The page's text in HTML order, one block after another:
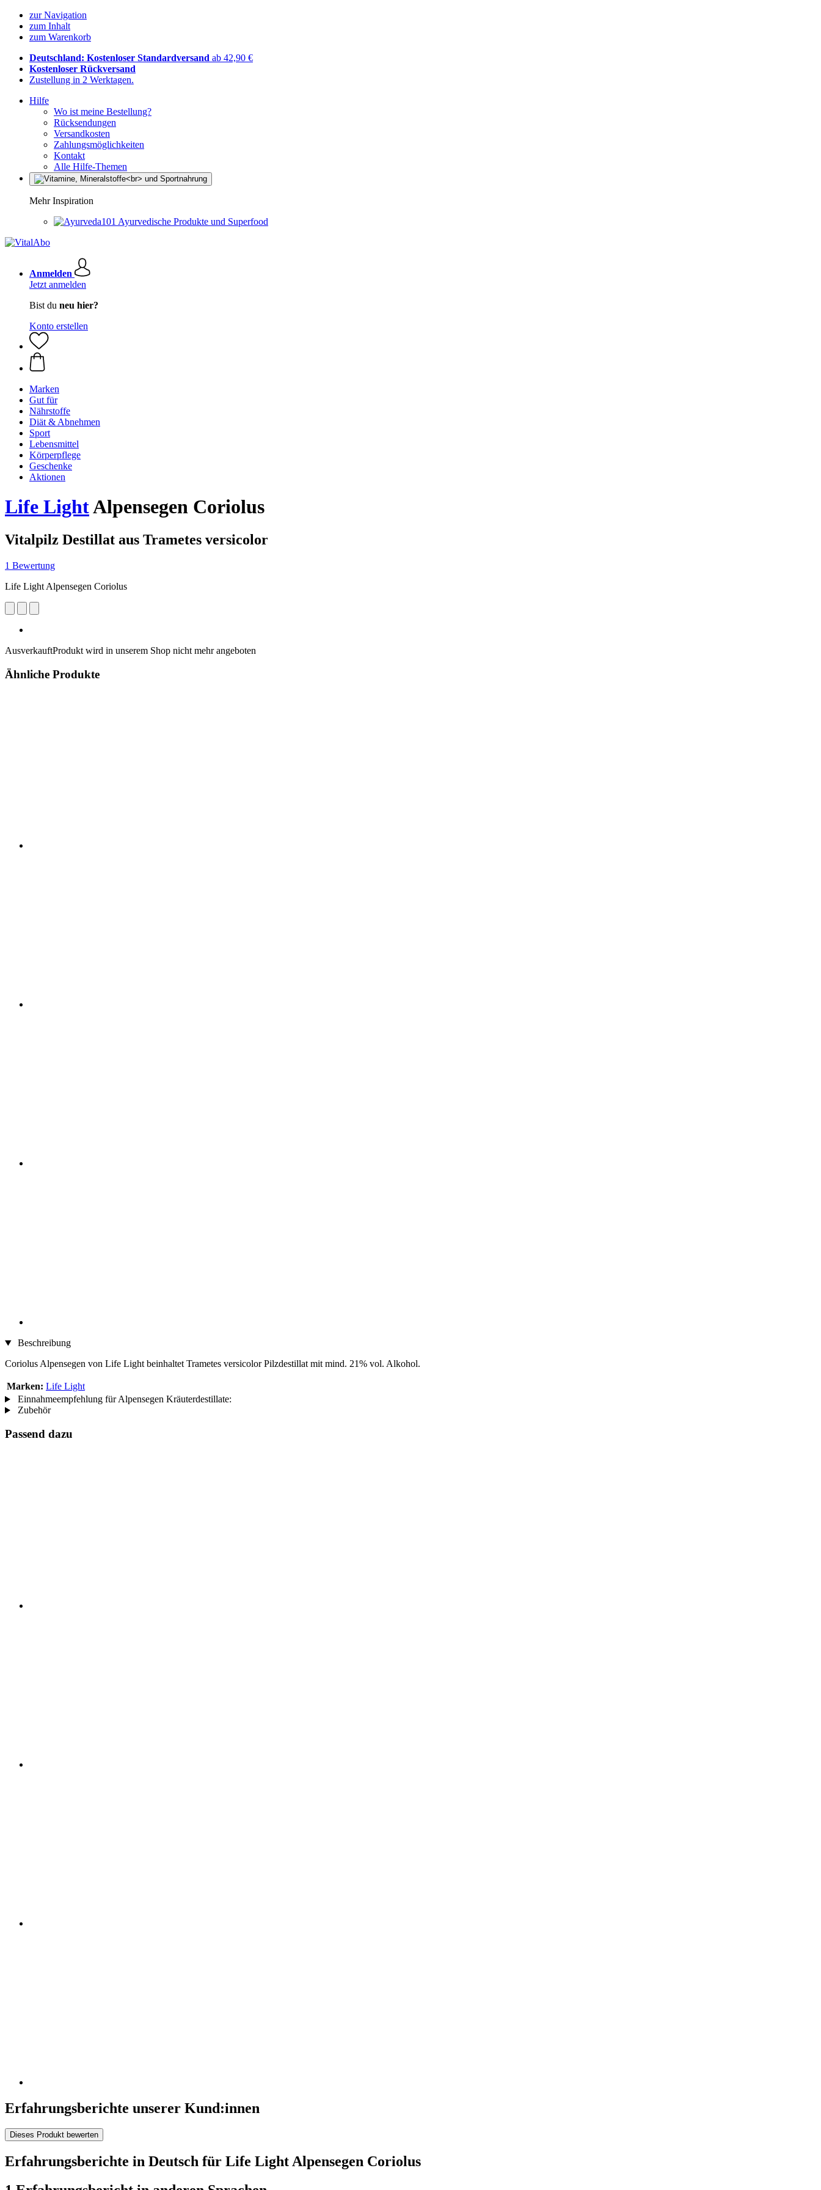
zur Navigation
zum Inhalt
zum Warenkorb
Deutschland: Kostenloser Standardversand ab 42,90 €
Kostenloser Rückversand
Zustellung in 2 Werktagen.
Hilfe
Wo ist meine Bestellung?
Rücksendungen
Versandkosten
Zahlungsmöglichkeiten
Kontakt
Alle Hilfe-Themen
Mehr Inspiration
Ayurvedische Produkte und Superfood
Anmelden
Jetzt anmelden
Bist du neu hier?
Konto erstellen
Marken
Gut für
Nährstoffe
Diät & Abnehmen
Sport
Lebensmittel
Körperpflege
Geschenke
Aktionen
Life LightAlpensegen Coriolus
Vitalpilz Destillat aus Trametes versicolor
1 Bewertung
Life Light Alpensegen Coriolus
AusverkauftProdukt wird in unserem Shop nicht mehr angeboten
Ähnliche Produkte
Beschreibung
Coriolus Alpensegen von Life Light beinhaltet Trametes versicolor Pilzdestillat mit mind. 21% vol. Alkohol.
Marken: Life Light
Einnahmeempfehlung für Alpensegen Kräuterdestillate:
Zubehör
Passend dazu
Erfahrungsberichte unserer Kund:innen
Dieses Produkt bewerten
Erfahrungsberichte in Deutsch für Life Light Alpensegen Coriolus